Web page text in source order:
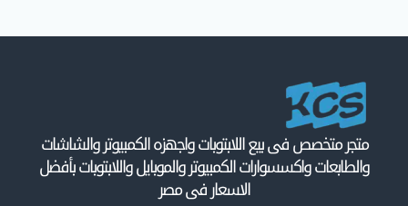
متجر متخصص فى بيع اللابتوبات واجهزه الكمبيوتر والشاشات
والطابعات واكسسوارات الكمبيوتر والموبايل واللابتوبات بأفضل
الاسعار فى مصر